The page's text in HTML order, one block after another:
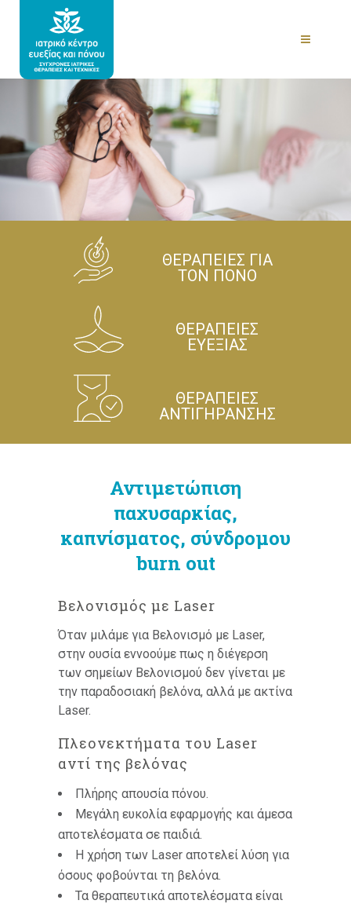
ΘΕΡΑΠΕΙΕΣ ΓΙΑ
ΤΟΝ ΠΟΝΟ
ΘΕΡΑΠΕΙΕΣ
ΕΥΕΞΙΑΣ
ΘΕΡΑΠΕΙΕΣ
ΑΝΤΙΓΗΡΑΝΣΗΣ
Αντιμετώπιση
παχυσαρκίας,
καπνίσματος, σύνδρομου
burn out
Βελονισμός με Laser
Όταν μιλάμε για Βελονισμό με Laser,
στην ουσία εννοούμε πως η διέγερση
των σημείων Βελονισμού δεν γίνεται με
την παραδοσιακή βελόνα, αλλά με ακτίνα
Laser.
Πλεονεκτήματα του Laser
αντί της βελόνας
Πλήρης απουσία πόνου.
Μεγάλη ευκολία εφαρμογής και άμεσα
αποτελέσματα σε παιδιά.
Η χρήση των Laser αποτελεί λύση για
όσους φοβούνται τη βελόνα.
Τα θεραπευτικά αποτελέσματα είναι